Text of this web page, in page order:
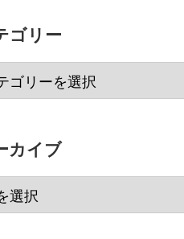
ゴリー
カイブ